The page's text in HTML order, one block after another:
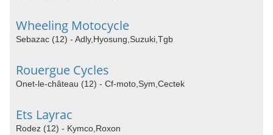
Wheeling Motocycle
Sebazac (12) - Adly,Hyosung,Suzuki,Tgb
Rouergue Cycles
Onet-le-château (12) - Cf-moto,Sym,Cectek
Ets Layrac
Rodez (12) - Kymco,Roxon